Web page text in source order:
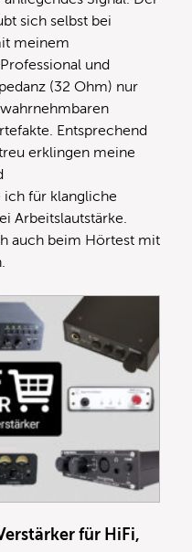
sich selbst bei
meinem
und
(32 Ohm) nur
Entsprechend
erklingen meine
ich für klangliche
Arbeitslautstärke.
auch beim Hörtest mit
für HiFi,